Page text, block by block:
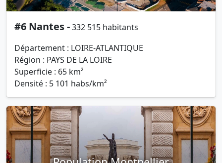
#6 Nantes -332 515 habitants
Département : LOIRE-ATLANTIQUE
Région : PAYS DE LA LOIRE
Superficie : 65 km²
Densité : 5 101 habs/km²